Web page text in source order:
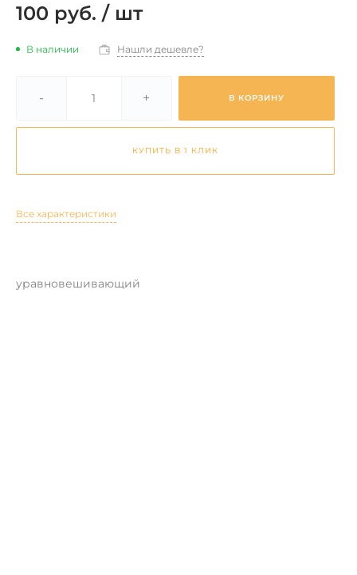
100 руб. / шт
В наличии Нашли дешевле?
- + В КОРЗИНУ
КУПИТЬ В 1 КЛИК
Все характеристики
уравновешивающий